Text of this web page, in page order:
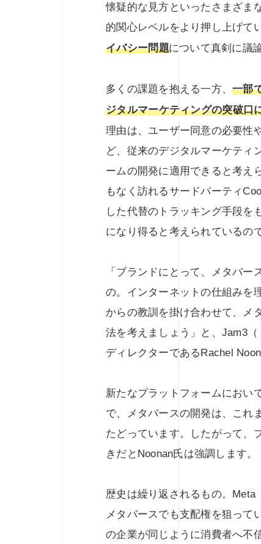
懐疑的な見方といったさまざま
的関心レベルをより押し上げて
イバシー問題について真剣に議
多くの課題を抱える一方、一部
ジタルマーケティングの突破口
理由は、ユーザー同意の必要性
ど、従来のデジタルマーケティ
ームの開発に適用できると考え
もなく訪れるサードパーティ
した代替のトラッキング手段を
になり得ると考えられているの
「ブランドにとって、メタバー
の。インターネットの仕組みを
からの教訓を掛け合わせて、メ
法を考えましょう」と、Jam3
ディレクターであるRachel
新たなプラットフォームにおい
で、メタバースの開発は、これ
たどっています。したがって、
きだとNoonan氏は強調します。
歴史は繰り返されるもの。Meta
メタバースでも支配権を狙って
の企業が同じように消費者へ不